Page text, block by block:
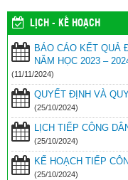
LỊCH - KẾ HOẠCH
BÁO CÁO KẾT QUẢ
NĂM HỌC 2023 –
(11/11/2024)
QUYẾT ĐỊNH VÀ
(25/10/2024)
LỊCH TIẾP CÔNG
(25/10/2024)
KẾ HOẠCH TIẾP
(25/10/2024)